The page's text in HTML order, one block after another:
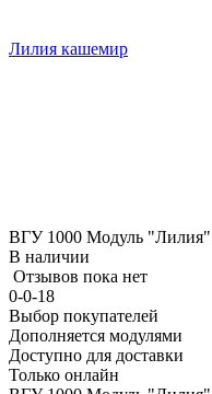
Лилия кашемир
ВГУ 1000 Модуль
В наличии
Отзывов пока нет
0-0-18
Выбор покупателей
Дополняется модулями
Доступно для доставки
Только онлайн